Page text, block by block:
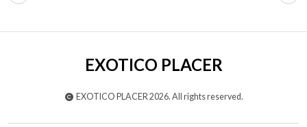
EXOTICO PLACER
EXOTICO PLACER 2026. All rights reserved.